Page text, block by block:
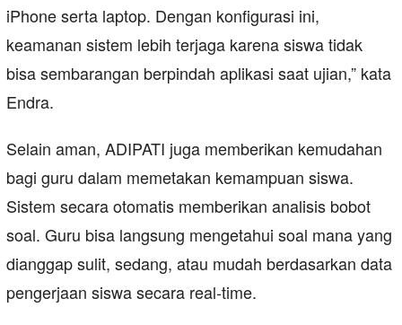
iPhone serta laptop. Dengan konfigurasi ini,
keamanan sistem lebih terjaga karena siswa tidak
bisa sembarangan berpindah aplikasi saat ujian,” kata
Endra.
Selain aman, ADIPATI juga memberikan kemudahan
bagi guru dalam memetakan kemampuan siswa.
Sistem secara otomatis memberikan analisis bobot
soal. Guru bisa langsung mengetahui soal mana yang
dianggap sulit, sedang, atau mudah berdasarkan data
pengerjaan siswa secara real-time.